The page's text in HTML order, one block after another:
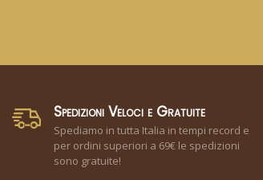
Spedizioni Veloci e Gratuite
Spediamo in tutta Italia in tempi record e
per ordini superiori a 69€ le spedizioni
sono gratuite!